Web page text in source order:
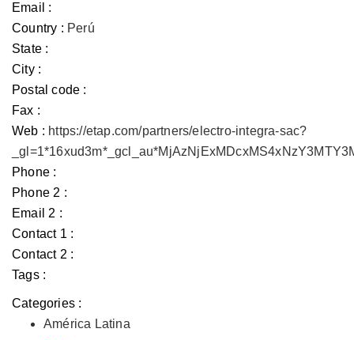
Email :
Country : Perú
State :
City :
Postal code :
Fax :
Web : https://etap.com/partners/electro-integra-sac?
Phone :
Phone 2 :
Email 2 :
Contact 1 :
Contact 2 :
Tags :
Categories :
América Latina